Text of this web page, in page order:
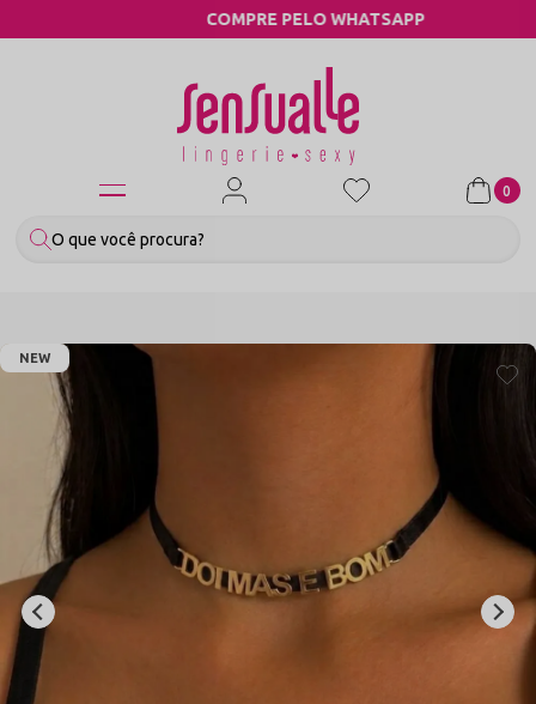
COMPRE PELO WHATSAPP
0
NEW